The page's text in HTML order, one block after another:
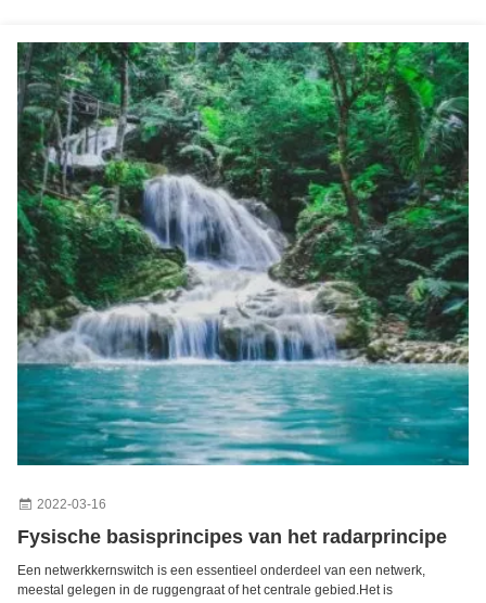
2022-03-16
Fysische basisprincipes van het radarprincipe
Een netwerkkernswitch is een essentieel onderdeel van een netwerk,
meestal gelegen in de ruggengraat of het centrale gebied.Het is